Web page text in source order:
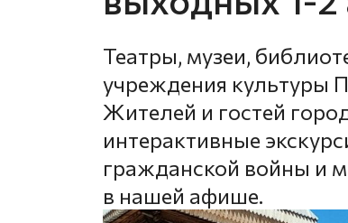
Театры, музеи,
учреждения культуры
Жителей и гостей
интерактивные
гражданской войны и
в нашей афише.